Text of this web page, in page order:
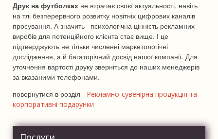
Друк на футболках не втрачає своєї актуальності, навіть
на тлі безперервного розвитку новітніх цифрових каналів
просування. А значить психологічна цінність рекламних
виробів для потенційного клієнта стає вище. І це
підтверджують не тільки численні маркетологічні
дослідження, а й багаторічний досвід нашої компанії. Для
уточнення вартості друку зверніться до наших менеджерів
за вказаними телефонами.
повернутися в розділ - Рекламно-сувенірна продукція та
корпоративні подарунки